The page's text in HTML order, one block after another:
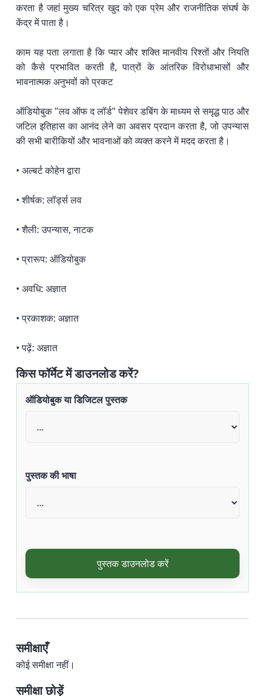
करता है जहां मुख्य चरित्र खुद को एक प्रेम और राजनीतिक संघर्ष के
केंद्र में पाता है।
काम यह पता लगाता है कि प्यार और शक्ति मानवीय रिश्तों और नियति
को कैसे प्रभावित करती है, पात्रों के आंतरिक विरोधाभासों और
भावनात्मक अनुभवों को प्रकट
ऑडियोबुक "लव ऑफ द लॉर्ड" पेशेवर डबिंग के माध्यम से समृद्ध पाठ और
जटिल इतिहास का आनंद लेने का अवसर प्रदान करता है, जो उपन्यास
की सभी बारीकियों और भावनाओं को व्यक्त करने में मदद करता है।
• अल्बर्ट कोहेन द्वारा
• शीर्षक: लॉर्ड्स लव
• शैली: उपन्यास, नाटक
• प्रारूप: ऑडियोबुक
• अवधि: अज्ञात
• प्रकाशक: अज्ञात
• पढ़ें: अज्ञात
किस फॉर्मेट में डाउनलोड करें?
ऑडियोबुक या डिजिटल पुस्तक
पुस्तक की भाषा
पुस्तक डाउनलोड करें
समीक्षाएँ
कोई समीक्षा नहीं।
समीक्षा छोड़ें